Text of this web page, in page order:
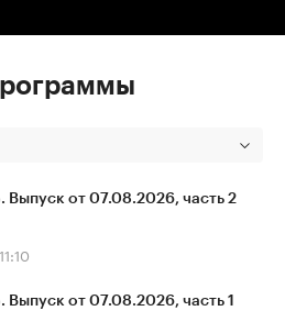
Выпуск от 07.08.2026, часть 2
11:10
Выпуск от 07.08.2026, часть 1